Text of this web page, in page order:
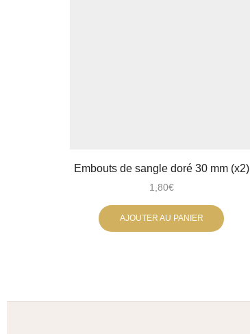
Embouts de sangle doré 30 mm (x2)
1,80€
AJOUTER AU PANIER